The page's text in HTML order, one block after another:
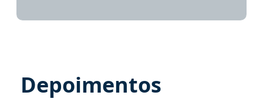
Depoimentos